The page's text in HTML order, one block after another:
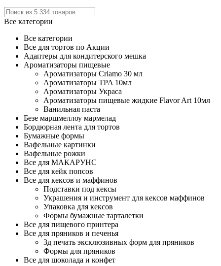
Все категории
Все категории
Все для тортов по Акции
Адаптеры для кондитерского мешка
Ароматизаторы пищевые
Ароматизаторы Criamo 30 мл
Ароматизаторы TPA 10мл
Ароматизаторы Украса
Ароматизаторы пищевые жидкие Flavor Art 10мл
Ванильная паста
Безе маршмеллоу мармелад
Бордюрная лента для тортов
Бумажные формы
Вафельные картинки
Вафельные рожки
Все для МАКАРУНС
Все для кейк попсов
Все для кексов и маффинов
Подставки под кексы
Украшения и инструмент для кексов маффинов
Упаковка для кексов
Формы бумажные тарталетки
Все для пищевого принтера
Все для пряников и печенья
3д печать эксклюзивных форм для пряников
Формы для пряников
Все для шоколада и конфет